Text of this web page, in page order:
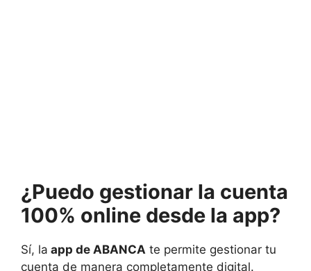
¿Puedo gestionar la cuenta
100% online desde la app?
Sí, la app de ABANCA te permite gestionar tu
cuenta de manera completamente digital.